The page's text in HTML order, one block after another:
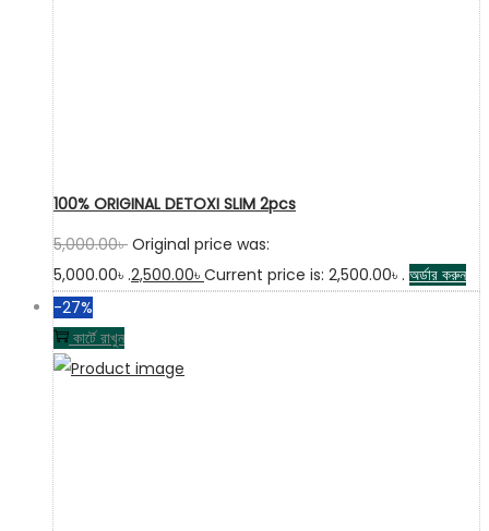
100% ORIGINAL DETOXI SLIM 2pcs
5,000.00৳ Original price was:
5,000.00৳ .2,500.00৳ Current price is: 2,500.00৳ . অর্ডার করুন
-27%
কার্টে রাখুন